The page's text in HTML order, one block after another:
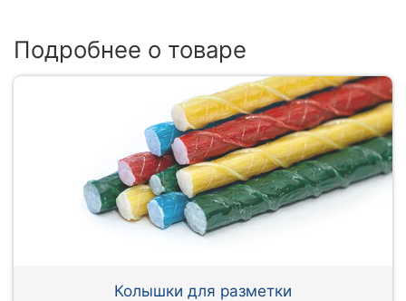
Подробнее о товаре
Колышки для разметки